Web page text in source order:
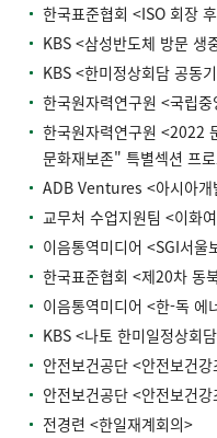
한국표준협회 <ISO 회장
KBS <삼성반도체 방문 생
KBS <한미정상회담 공동
한국원자력연구원 <국립
한국원자력연구원 <2022
문화재보존" 특별섹션 프
ADB Ventures <아시아개
교무처 수업지원팀 <이화
이음통역미디어 <SGI서울
한국표준협회 <제20차 동
이음통역미디어 <한-독 에
KBS <나토 한미일정상회
안전보건공단 <안전보건
안전보건공단 <안전보건
전경련 <한일재계회의>